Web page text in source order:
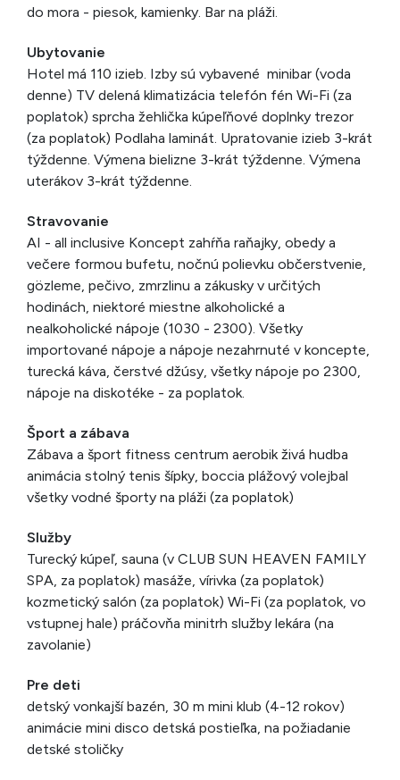
do mora - piesok, kamienky. Bar na pláži.
Ubytovanie
Hotel má 110 izieb. Izby sú vybavené minibar (voda
denne) TV delená klimatizácia telefón fén Wi-Fi (za
poplatok) sprcha žehlička kúpeľňové doplnky trezor
(za poplatok) Podlaha laminát. Upratovanie izieb 3-krát
týždenne. Výmena bielizne 3-krát týždenne. Výmena
uterákov 3-krát týždenne.
Stravovanie
AI - all inclusive Koncept zahŕňa raňajky, obedy a
večere formou bufetu, nočnú polievku občerstvenie,
gözleme, pečivo, zmrzlinu a zákusky v určitých
hodinách, niektoré miestne alkoholické a
nealkoholické nápoje (1030 - 2300). Všetky
importované nápoje a nápoje nezahrnuté v koncepte,
turecká káva, čerstvé džúsy, všetky nápoje po 2300,
nápoje na diskotéke - za poplatok.
Šport a zábava
Zábava a šport fitness centrum aerobik živá hudba
animácia stolný tenis šípky, boccia plážový volejbal
všetky vodné športy na pláži (za poplatok)
Služby
Turecký kúpeľ, sauna (v CLUB SUN HEAVEN FAMILY
SPA, za poplatok) masáže, vírivka (za poplatok)
kozmetický salón (za poplatok) Wi-Fi (za poplatok, vo
vstupnej hale) práčovňa minitrh služby lekára (na
zavolanie)
Pre deti
detský vonkajší bazén, 30 m mini klub (4-12 rokov)
animácie mini disco detská postieľka, na požiadanie
detské stoličky